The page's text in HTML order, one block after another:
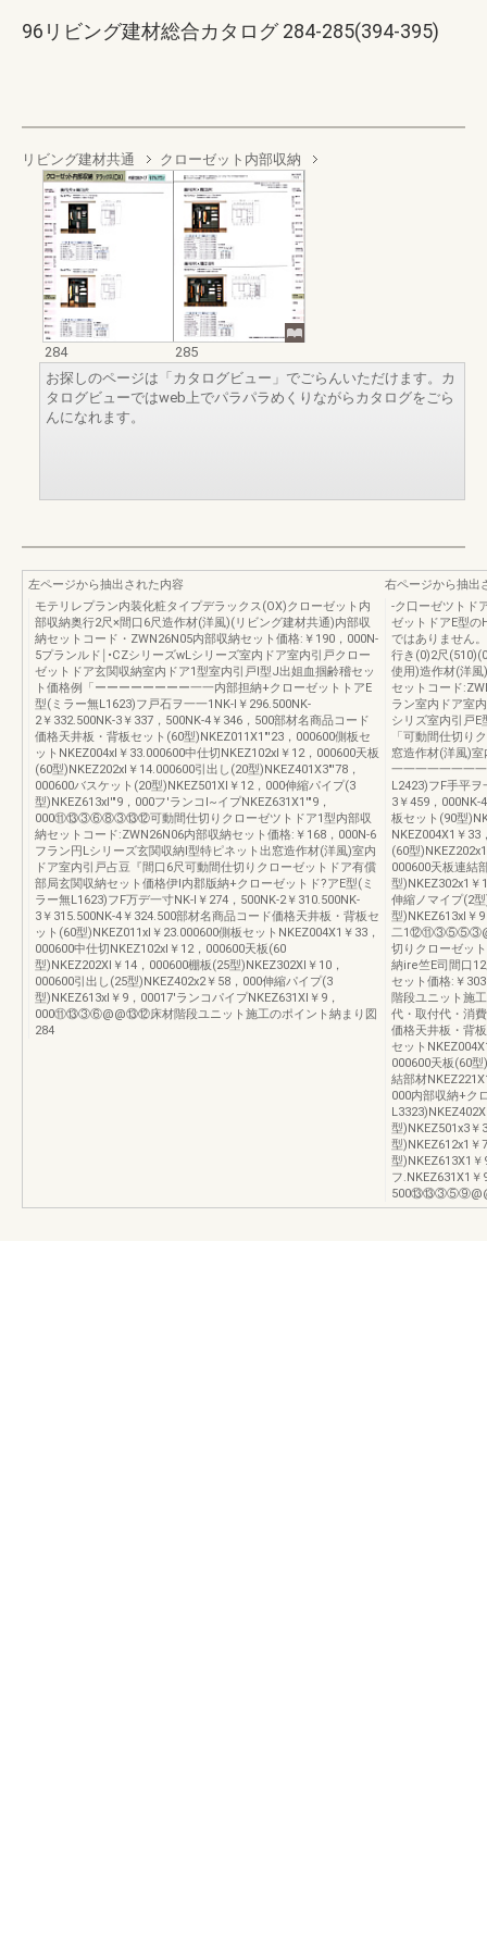
96リビング建材総合カタログ 284-285(394-395)
リビング建材共通 クローゼット内部収納
284
285
お探しのページは「カタログビュー」でごらんいただけます。カ
タログビューではweb上でパラパラめくりながらカタログをごら
んになれます。
左ページから抽出された内容
モテリレプラン内装化粧タイプデラックス(OX)クローゼット内
部収納奥行2尺×間口6尺造作材(洋風)(リビング建材共通)内部収
納セットコード・ZWN26N05内部収納セット価格:￥190，000N-
5プランルド￨•CZシリーズwLシリーズ室内ドア室内引戸クロー
ゼットドア玄関収納室内ドア1型室内引戸I型J出姐血掴齢稽セッ
ト価格例「ーーーーーーーー一一内部担納+クローゼットトアE
型(ミラー無L1623)フ戸石ヲ一一1NK-l￥296.500NK-
2￥332.500NK-3￥337，500NK-4￥346，500部材名商品コード
価格天井板・背板セット(60型)NKEZ011X1"'23，000600側板セ
ットNKEZ004xl￥33.000600中仕切NKEZ102xl￥12，000600天板
(60型)NKEZ202xl￥14.000600引出し(20型)NKEZ401X3"'78，
000600バスケット(20型)NKEZ501Xl￥12，000伸縮パイプ(3
型)NKEZ613xl'"9，000フ'ランコI~イプNKEZ631X1'"9，
000⑪⑬③⑥⑧③⑬⑫可動間仕切りクローゼツトドア1型内部収
納セットコード:ZWN26N06内部収納セット価格:￥168，000N-6
フラン円Lシリーズ玄関収納I型特ピネット出窓造作材(洋風)室内
ドア室内引戸占豆『間口6尺可動間仕切りクローゼットドア有償
部局玄関収納セット価格伊l内郡版納+クローゼットド?アE型(ミ
ラー無L1623)フF万デ一寸NK-l￥274，500NK-2￥310.500NK-
3￥315.500NK-4￥324.500部材名商品コード価格天井板・背板セ
ット(60型)NKEZ011xl￥23.000600側板セットNKEZ004X1￥33，
000600中仕切NKEZ102xl￥12，000600天板(60
型)NKEZ202Xl￥14，000600棚板(25型)NKEZ302Xl￥10，
000600引出し(25型)NKEZ402x2￥58，000伸縮パイプ(3
型)NKEZ613xl￥9，00017'ランコパイプNKEZ631Xl￥9，
000⑪⑬③⑥@@⑬⑫床材階段ユニット施工のポイント納まり図
284
右ページから抽出
-ク口ーゼツトド
ゼットドアE型の
ではありません
行き(0)2尺
使用)造作材(洋
セットコード
ラン室内ドア室
シリズ室内引戸
「可動間仕切り
窓造作材(洋風)
一一一一一一一
L2423)フF手平ヲ
3￥459，000NK-
板セット(90型
NKEZ004X1￥33
(60型
000600天板連結
型)NKEZ302x1￥
伸縮ノマイプ(2
型)NKEZ613xl￥
二
切りクローゼッ
納ire竺E司間口
セット価格:￥
階段ユニット施
代・取付代・消
価格天井板・背
セット
000600天板(60
結部材
000内部収納+ク
型)NKEZ501x3￥
型)NKEZ612x1￥
型)NKEZ613X1
フ.NKEZ631X1